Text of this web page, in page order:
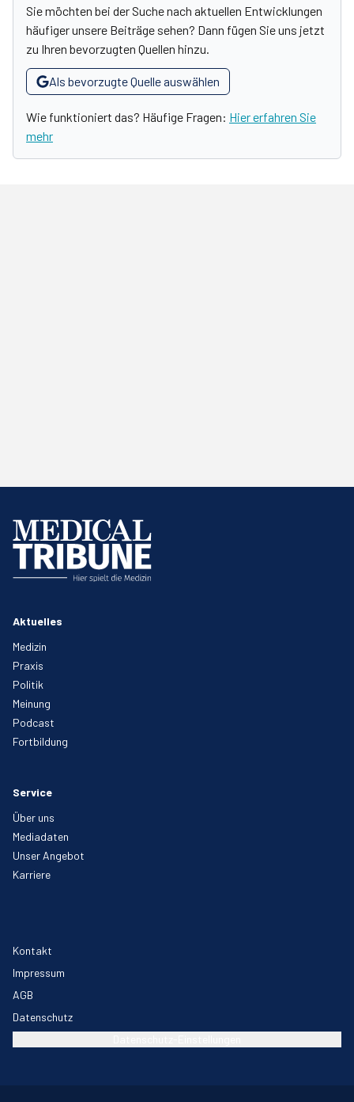
Sie möchten bei der Suche nach aktuellen Entwicklungen
häufiger unsere Beiträge sehen? Dann fügen Sie uns jetzt
zu Ihren bevorzugten Quellen hinzu.
Als bevorzugte Quelle auswählen
Wie funktioniert das? Häufige Fragen: Hier erfahren Sie
mehr
Aktuelles
Medizin
Praxis
Politik
Meinung
Podcast
Fortbildung
Service
Über uns
Mediadaten
Unser Angebot
Karriere
Kontakt
Impressum
AGB
Datenschutz